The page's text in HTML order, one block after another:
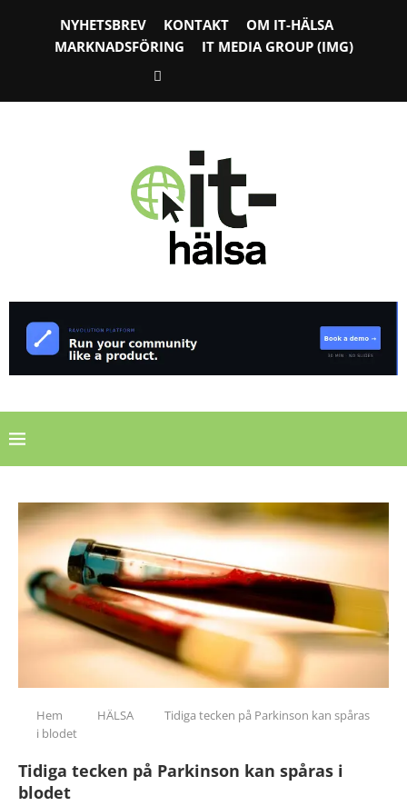
NYHETSBREV KONTAKT
OM IT-HÄLSA
MARKNADSFÖRING
IT MEDIA GROUP (IMG)
Hem HÄLSA
Tidiga tecken på Parkinson kan spåras
i blodet
Tidiga tecken på Parkinson kan spåras i
blodet